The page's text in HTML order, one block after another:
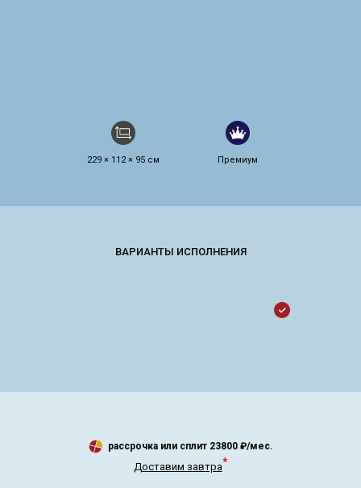
229 × 112 × 95 см Премиум
рассрочка или сплит 23800 ₽/мес.
Доставим завтра*